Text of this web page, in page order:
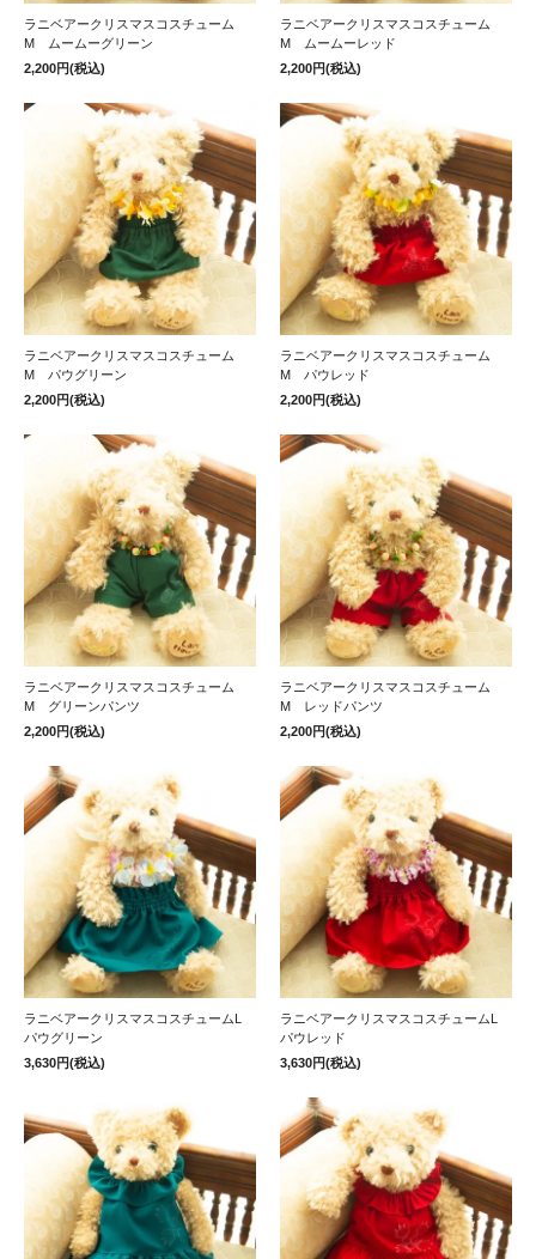
ラニベアークリスマスコスチューム
M ムームーグリーン
2,200円(税込)
ラニベアークリスマスコスチューム
M ムームーレッド
2,200円(税込)
ラニベアークリスマスコスチューム
M パウグリーン
2,200円(税込)
ラニベアークリスマスコスチューム
M パウレッド
2,200円(税込)
ラニベアークリスマスコスチューム
M グリーンパンツ
2,200円(税込)
ラニベアークリスマスコスチューム
M レッドパンツ
2,200円(税込)
ラニベアークリスマスコスチュームL
パウグリーン
3,630円(税込)
ラニベアークリスマスコスチュームL
パウレッド
3,630円(税込)